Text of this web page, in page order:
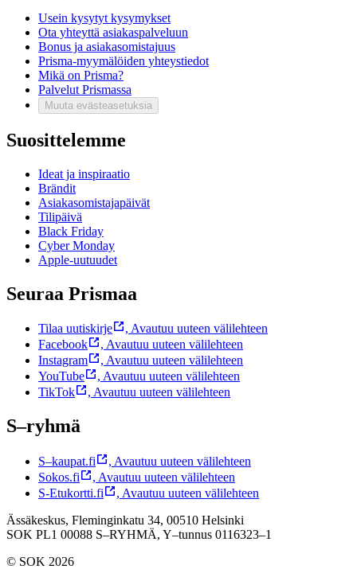
Usein kysytyt kysymykset
Ota yhteyttä asiakaspalveluun
Bonus ja asiakasomistajuus
Prisma-myymälöiden yhteystiedot
Mikä on Prisma?
Palvelut Prismassa
Muuta evästeasetuksia
Suosittelemme
Ideat ja inspiraatio
Brändit
Asiakasomistajapäivät
Tilipäivä
Black Friday
Cyber Monday
Apple-uutuudet
Seuraa Prismaa
Tilaa uutiskirje , Avautuu uuteen välilehteen
Facebook
, Avautuu uuteen välilehteen
Instagram
, Avautuu uuteen välilehteen
YouTube
, Avautuu uuteen välilehteen
TikTok
, Avautuu uuteen välilehteen
S–ryhmä
S–kaupat.fi , Avautuu uuteen välilehteen
Sokos.fi
, Avautuu uuteen välilehteen
S-Etukortti.fi
, Avautuu uuteen välilehteen
Ässäkeskus, Fleminginkatu 34, 00510 Helsinki
SOK PL1 00088 S–RYHMÄ, Y–tunnus 0116323–1
© SOK 2026